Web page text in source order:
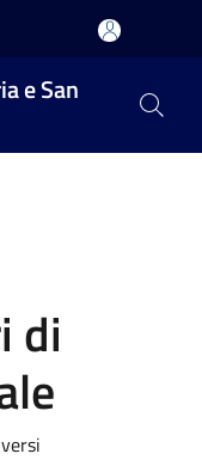
e San
di